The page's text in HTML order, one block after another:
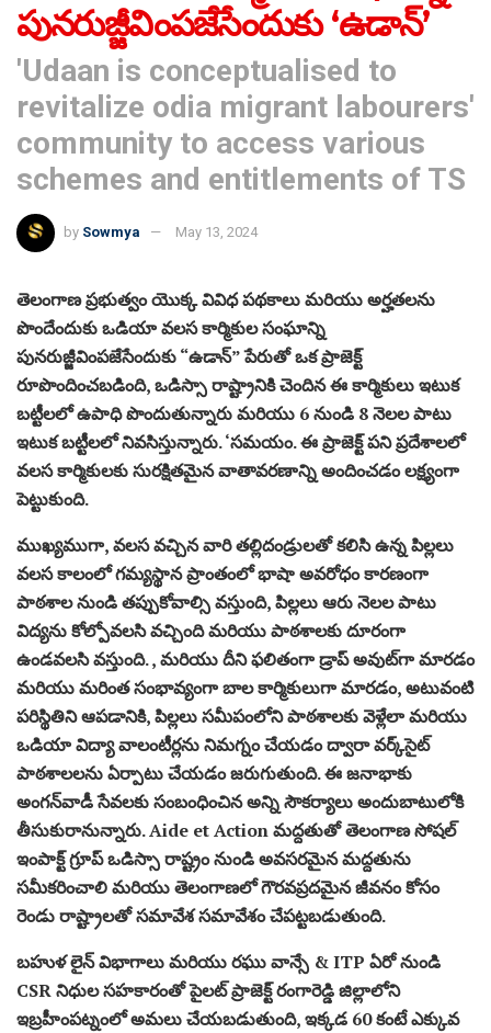
పునరుజ్జీవింపజేసేందుకు ‘ఉడాన్’
'Udaan is conceptualised to
revitalize odia migrant labourers'
community to access various
schemes and entitlements of TS
by Sowmya May 13, 2024
తెలంగాణ ప్రభుత్వం యొక్క వివిధ పథకాలు మరియు అర్హతలను
పొందేందుకు ఒడియా వలస కార్మికుల సంఘాన్ని
పునరుజ్జీవింపజేసేందుకు “ఉడాన్” పేరుతో ఒక ప్రాజెక్ట్
రూపొందించబడింది, ఒడిస్సా రాష్ట్రానికి చెందిన ఈ కార్మికులు ఇటుక
బట్టీలలో ఉపాధి పొందుతున్నారు మరియు 6 నుండి 8 నెలల పాటు
ఇటుక బట్టీలలో నివసిస్తున్నారు. ‘సమయం. ఈ ప్రాజెక్ట్ పని ప్రదేశాలలో
వలస కార్మికులకు సురక్షితమైన వాతావరణాన్ని అందించడం లక్ష్యంగా
పెట్టుకుంది.
ముఖ్యముగా, వలస వచ్చిన వారి తల్లిదండ్రులతో కలిసి ఉన్న పిల్లలు
వలస కాలంలో గమ్యస్థాన ప్రాంతంలో భాషా అవరోధం కారణంగా
పాఠశాల నుండి తప్పుకోవాల్సి వస్తుంది, పిల్లలు ఆరు నెలల పాటు
విద్యను కోల్పోవలసి వచ్చింది మరియు పాఠశాలకు దూరంగా
ఉండవలసి వస్తుంది. , మరియు దీని ఫలితంగా డ్రాప్ అవుట్‌గా మారడం
మరియు మరింత సంభావ్యంగా బాల కార్మికులుగా మారడం, అటువంటి
పరిస్థితిని ఆపడానికి, పిల్లలు సమీపంలోని పాఠశాలకు వెళ్లేలా మరియు
ఒడియా విద్యా వాలంటీర్లను నిమగ్నం చేయడం ద్వారా వర్క్‌సైట్
పాఠశాలలను ఏర్పాటు చేయడం జరుగుతుంది. ఈ జనాభాకు
అంగన్‌వాడీ సేవలకు సంబంధించిన అన్ని సౌకర్యాలు అందుబాటులోకి
తీసుకురానున్నారు. Aide et Action మద్దతుతో తెలంగాణ సోషల్
ఇంపాక్ట్ గ్రూప్ ఒడిస్సా రాష్ట్రం నుండి అవసరమైన మద్దతును
సమీకరించాలి మరియు తెలంగాణలో గౌరవప్రదమైన జీవనం కోసం
రెండు రాష్ట్రాలతో సమావేశ సమావేశం చేపట్టబడుతుంది.
బహుళ లైన్ విభాగాలు మరియు రఘు వాన్సే & ITP ఏరో నుండి
CSR నిధుల సహకారంతో పైలట్ ప్రాజెక్ట్ రంగారెడ్డి జిల్లాలోని
ఇబ్రహీంపట్నంలో అమలు చేయబడుతుంది, ఇక్కడ 60 కంటే ఎక్కువ